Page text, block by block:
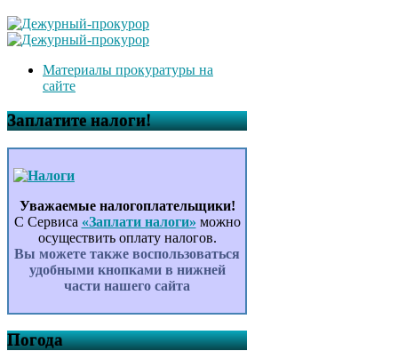
Материалы прокуратуры на
сайте
Заплатите налоги!
Уважаемые налогоплательщики!
С Сервиса «Заплати налоги» можно
осуществить оплату налогов.
Вы можете также воспользоваться
удобными кнопками в нижней
части нашего сайта
Погода